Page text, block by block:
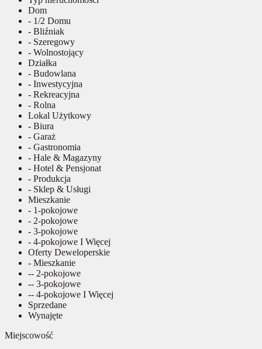
Dom
- 1/2 Domu
- Bliźniak
- Szeregowy
- Wolnostojący
Działka
- Budowlana
- Inwestycyjna
- Rekreacyjna
- Rolna
Lokal Użytkowy
- Biura
- Garaż
- Gastronomia
- Hale & Magazyny
- Hotel & Pensjonat
- Produkcja
- Sklep & Usługi
Mieszkanie
- 1-pokojowe
- 2-pokojowe
- 3-pokojowe
- 4-pokojowe I Więcej
Oferty Deweloperskie
- Mieszkanie
-- 2-pokojowe
-- 3-pokojowe
-- 4-pokojowe I Więcej
Sprzedane
Wynajęte
Miejscowość